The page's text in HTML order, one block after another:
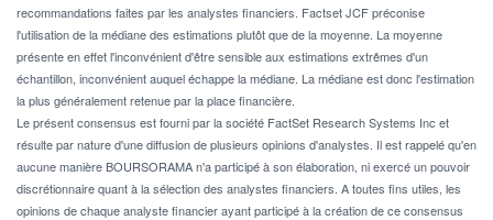
recommandations faites par les analystes financiers. Factset JCF préconise
l'utilisation de la médiane des estimations plutôt que de la moyenne. La moyenne
présente en effet l'inconvénient d'être sensible aux estimations extrêmes d'un
échantillon, inconvénient auquel échappe la médiane. La médiane est donc l'estimation
la plus généralement retenue par la place financière.
Le présent consensus est fourni par la société FactSet Research Systems Inc et
résulte par nature d'une diffusion de plusieurs opinions d'analystes. Il est rappelé qu'en
aucune manière BOURSORAMA n'a participé à son élaboration, ni exercé un pouvoir
discrétionnaire quant à la sélection des analystes financiers. A toutes fins utiles, les
opinions de chaque analyste financier ayant participé à la création de ce consensus